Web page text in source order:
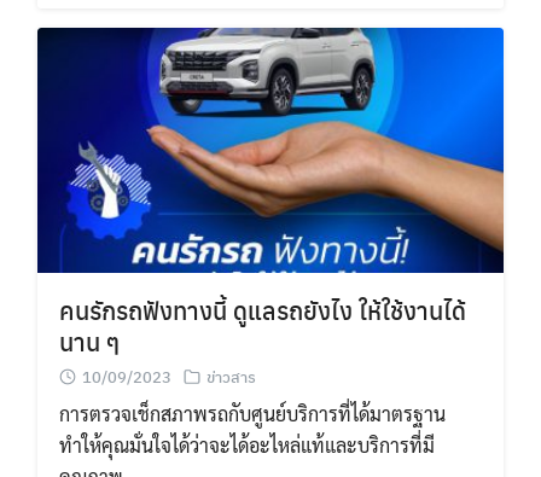
คนรักรถฟังทางนี้ ดูแลรถยังไง ให้ใช้งานได้
นาน ๆ
10/09/2023 ข่าวสาร
การตรวจเช็กสภาพรถกับศูนย์บริการที่ได้มาตรฐาน
ทำให้คุณมั่นใจได้ว่าจะได้อะไหล่แท้และบริการที่มี